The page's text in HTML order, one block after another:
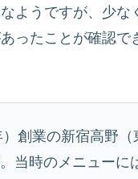
ようですが、少
ったことが確認で
創業の新宿高野
当時のメニュー